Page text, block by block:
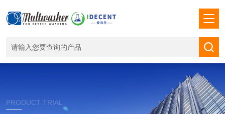
PRODUCT TRIAL